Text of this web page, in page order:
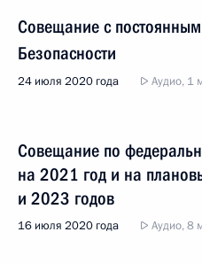
Совещание с
Безопасности
24 июля 2020 года Аудио, 1
Совещание по
на 2021 год и на
и 2023 годов
16 июля 2020 года Аудио, 8